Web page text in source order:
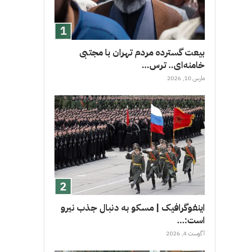
بیعت گسترده مردم تهران با مجتبی
خامنه‌ای.. ترس...
مارس 10, 2026
اینفوگرافیک | مسکو به دنبال جذب نیرو
است:...
آگوست 4, 2026